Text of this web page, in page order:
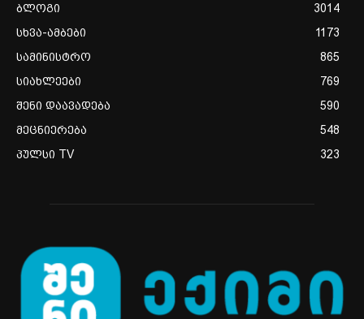
ბლოგი
3014
სხვა-ამბები
1173
სამინისტრო
865
სიახლეები
769
შენი დაავადება
590
მეცნიერება
548
პულსი TV
323